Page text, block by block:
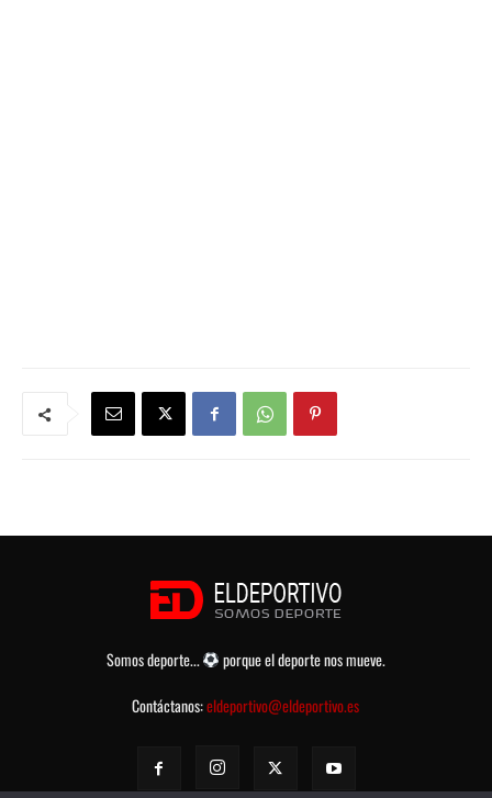
Somos deporte...
porque el deporte nos mueve.
Contáctanos:eldeportivo@eldeportivo.es